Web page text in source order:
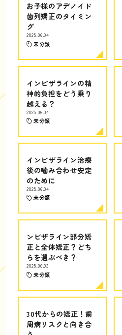
お子様のアデノイド
歯列矯正のタイミン
グ
2025.06.04
未分類
インビザラインの精
神的負担をどう乗り
越える？
2025.06.04
未分類
インビザライン治療
後の噛み合わせ安定
のために
2025.06.04
未分類
ンビザライン部分矯
正と全体矯正？どち
らを選ぶべき？
2025.06.03
未分類
30代からの矯正！歯
周病リスクと向き合